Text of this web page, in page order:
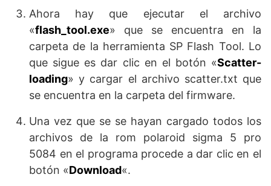
Ahora hay que ejecutar el archivo
«flash_tool.exe» que se encuentra en la
carpeta de la herramienta SP Flash Tool. Lo
que sigue es dar clic en el botón «Scatter-
loading» y cargar el archivo scatter.txt que
se encuentra en la carpeta del firmware.
Una vez que se se hayan cargado todos los
archivos de la rom polaroid sigma 5 pro
5084 en el programa procede a dar clic en el
botón «Download«.